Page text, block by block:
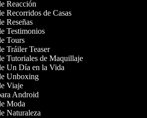
Reacción
Recorridos de Casas
Reseñas
Testimonios
Tours
Tráiler Teaser
Tutoriales de Maquillaje
Un Día en la Vida
Unboxing
Viaje
Android
Moda
Naturaleza